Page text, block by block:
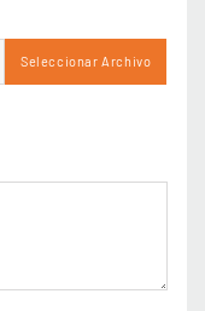
Seleccionar Archivo